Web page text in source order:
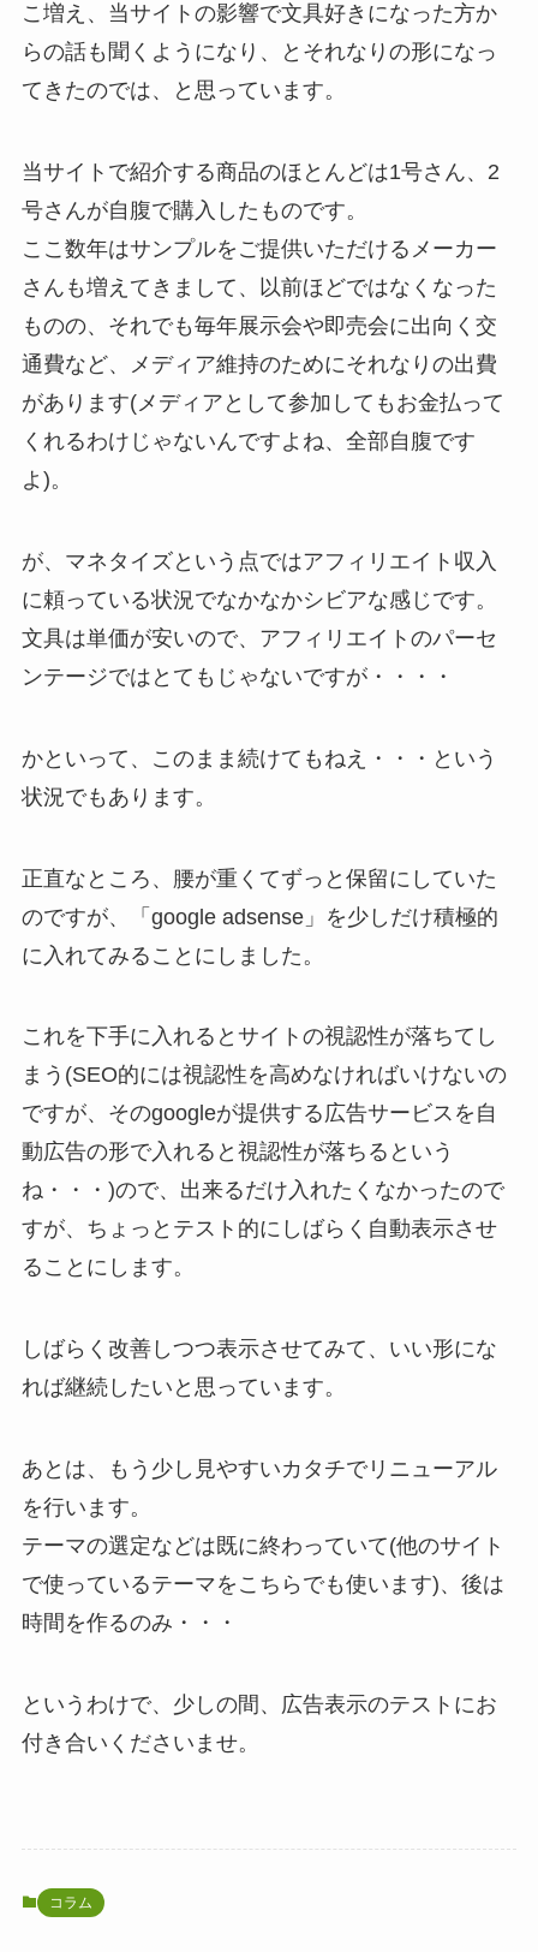
こ増え、当サイトの影響で文具好きになった方か
らの話も聞くようになり、とそれなりの形になっ
てきたのでは、と思っています。
当サイトで紹介する商品のほとんどは1号さん、2
号さんが自腹で購入したものです。
ここ数年はサンプルをご提供いただけるメーカー
さんも増えてきまして、以前ほどではなくなった
ものの、それでも毎年展示会や即売会に出向く交
通費など、メディア維持のためにそれなりの出費
があります(メディアとして参加してもお金払って
くれるわけじゃないんですよね、全部自腹です
よ)。
が、マネタイズという点ではアフィリエイト収入
に頼っている状況でなかなかシビアな感じです。
文具は単価が安いので、アフィリエイトのパーセ
ンテージではとてもじゃないですが・・・・
かといって、このまま続けてもねえ・・・という
状況でもあります。
正直なところ、腰が重くてずっと保留にしていた
のですが、「google adsense」を少しだけ積極的
に入れてみることにしました。
これを下手に入れるとサイトの視認性が落ちてし
まう(SEO的には視認性を高めなければいけないの
ですが、そのgoogleが提供する広告サービスを自
動広告の形で入れると視認性が落ちるという
ね・・・)ので、出来るだけ入れたくなかったので
すが、ちょっとテスト的にしばらく自動表示させ
ることにします。
しばらく改善しつつ表示させてみて、いい形にな
れば継続したいと思っています。
あとは、もう少し見やすいカタチでリニューアル
を行います。
テーマの選定などは既に終わっていて(他のサイト
で使っているテーマをこちらでも使います)、後は
時間を作るのみ・・・
というわけで、少しの間、広告表示のテストにお
付き合いくださいませ。
コラム